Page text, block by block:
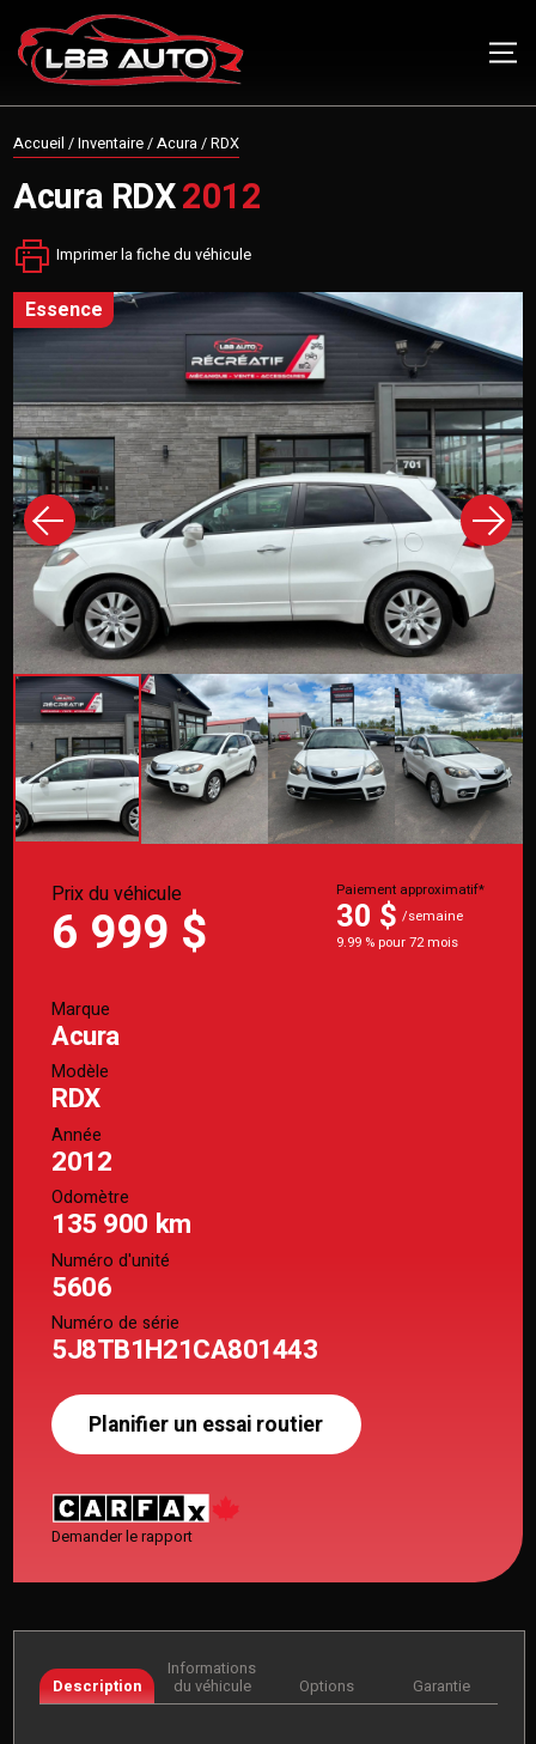
Accueil /Inventaire/Acura/RDX
Acura RDX2012
Imprimer la fiche du véhicule
essence
Prix du véhicule
6 999 $
Paiement approximatif*
30 $ /semaine
9.99 % pour 72 mois
Marque
Acura
Modèle
RDX
Année
2012
Odomètre
135 900 km
Numéro d'unité
5606
Numéro de série
5J8TB1H21CA801443
Planifier un essai routier
Demander le rapport
Description
Informations
du véhicule
Options Garantie